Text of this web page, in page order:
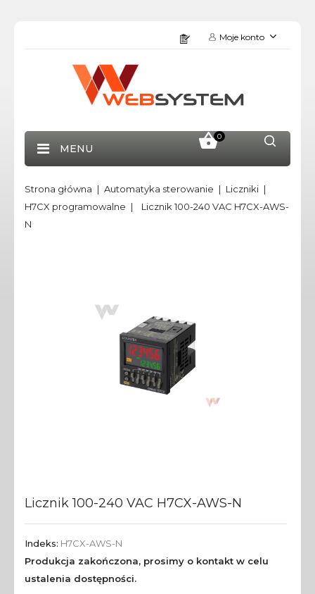
Moje konto
0
MENU
Strona główna Automatyka sterowanie
Liczniki
H7CX programowalne
Licznik 100-240 VAC H7CX-AWS-
N
Licznik 100-240 VAC H7CX-AWS-N
Indeks: H7CX-AWS-N
Produkcja zakończona, prosimy o kontakt w celu
ustalenia dostępności.